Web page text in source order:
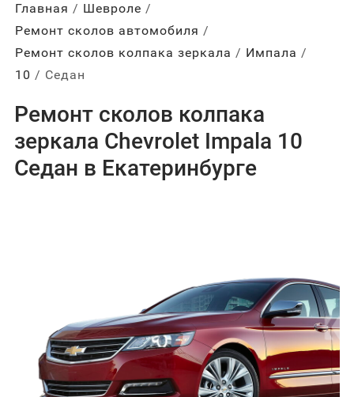
Главная
Шевроле
Ремонт сколов автомобиля
Ремонт сколов колпака зеркала
Импала
10
Седан
Ремонт сколов колпака
зеркала Chevrolet Impala 10
Седан в Екатеринбурге